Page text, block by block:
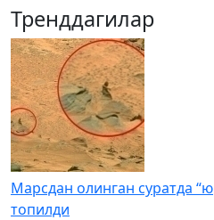
Тренддагилар
Марсдан олинган суратда
топилди